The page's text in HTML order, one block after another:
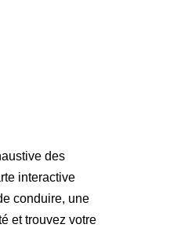
des
interactive
conduire, une
et trouvez votre